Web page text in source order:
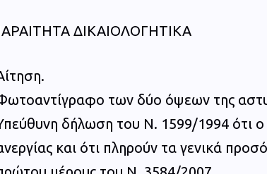
ΔΙΚΑΙΟΛΟΓΗΤΙΚΑ
των δύο όψεων της
δήλωση του Ν. 1599/1994 ότι ο
και ότι πληρούν τα γενικά